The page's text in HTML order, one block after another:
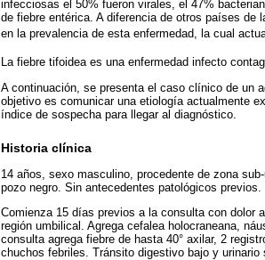
infecciosas el 50% fueron virales, el 47%
de fiebre entérica. A diferencia de otros países de
en la prevalencia de esta enfermedad, la cual
La fiebre tifoidea es una enfermedad infecto
A continuación, se presenta el caso clínico de un
objetivo es comunicar una etiología actualmente
índice de sospecha para llegar al diagnóstico.
Historia clínica
14 años, sexo masculino, procedente de zona
pozo negro. Sin antecedentes patológicos
Comienza 15 días previos a la consulta con dolor
región umbilical. Agrega cefalea holocraneana,
consulta agrega fiebre de hasta 40° axilar, 2
chuchos febriles. Tránsito digestivo bajo y urinario